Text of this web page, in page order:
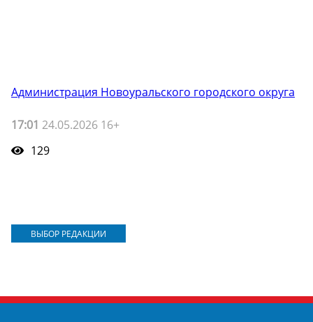
Администрация Новоуральского городского округа
17:01 24.05.2026 16+
129
ВЫБОР РЕДАКЦИИ